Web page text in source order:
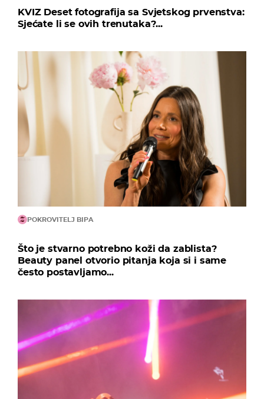
KVIZ Deset fotografija sa Svjetskog prvenstva:
Sjećate li se ovih trenutaka?...
POKROVITELJ BIPA
Što je stvarno potrebno koži da zablista?
Beauty panel otvorio pitanja koja si i same
često postavljamo...